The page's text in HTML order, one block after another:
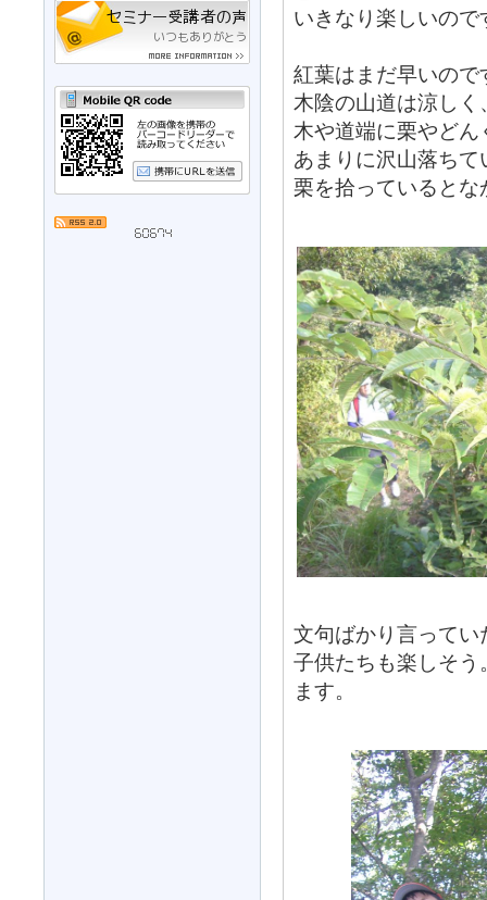
いきなり楽しいので
紅葉はまだ早いので
木陰の山道は涼しく
木や道端に栗やど
あまりに沢山落ちて
栗を拾っていると
文句ばかり言ってい
子供たちも楽しそ
ます。